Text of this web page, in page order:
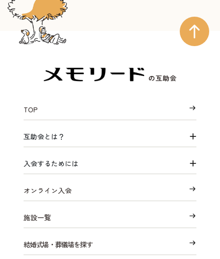
TOP
互助会とは？
入会するためには
オンライン入会
施設一覧
結婚式場・葬儀場を探す